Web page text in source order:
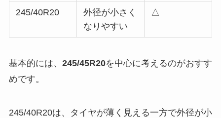
245/40R20
外径が小さく
なりやすい
△
基本的には、 245/45R20を中心に考えるのがおすす
めです。
245/40R20は、タイヤが薄く見える一方で外径が小